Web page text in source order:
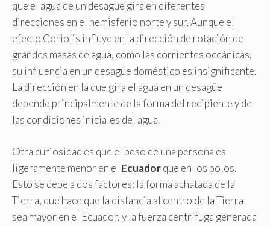
que el agua de un desagüe gira en diferentes
direcciones en el hemisferio norte y sur. Aunque el
efecto Coriolis influye en la dirección de rotación de
grandes masas de agua, como las corrientes oceánicas,
su influencia en un desagüe doméstico es insignificante.
La dirección en la que gira el agua en un desagüe
depende principalmente de la forma del recipiente y de
las condiciones iniciales del agua.
Otra curiosidad es que el peso de una persona es
ligeramente menor en el Ecuadorque en los polos.
Esto se debe a dos factores: la forma achatada de la
Tierra, que hace que la distancia al centro de la Tierra
sea mayor en el Ecuador, y la fuerza centrífuga generada